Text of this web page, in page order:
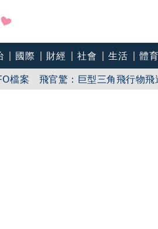
國際 財經 社會 生活 體育
長 提四大策略續走台灣零售業新局
檔案 飛官驚：巨型三角飛行物飛
明：國家災難